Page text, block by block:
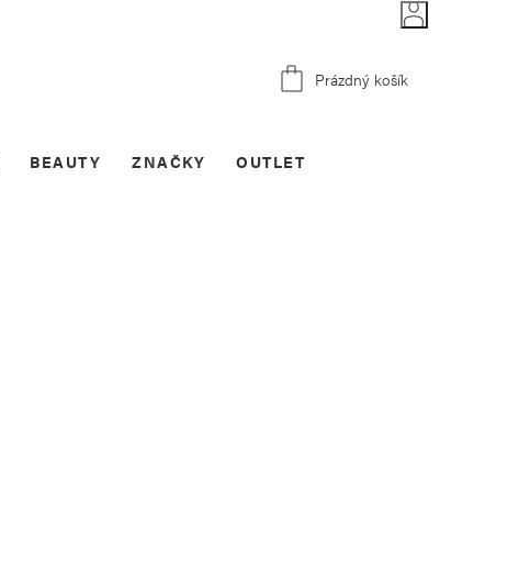
Nákupní
Prázdný košík
BEAUTY OUTLET
ZNAČKY